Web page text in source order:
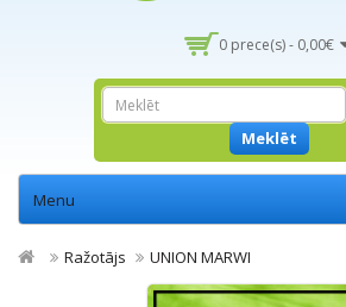
0 prece(s) - 0,00€
Meklēt
Menu
Ražotājs UNION MARWI